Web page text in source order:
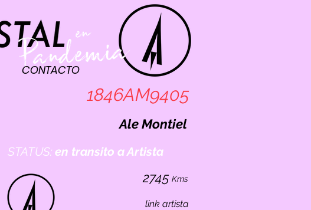
CONTACTO
Kms
2745
1846AM9405
STATUS: en transito a Artista
Ale Montiel
link artista